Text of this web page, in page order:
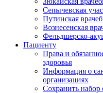
Сепычевская
Путинская
Вознесенская
Фельдшерско-
Пациенту
Права и
здоровья
Информация о
организациях
Сохранить